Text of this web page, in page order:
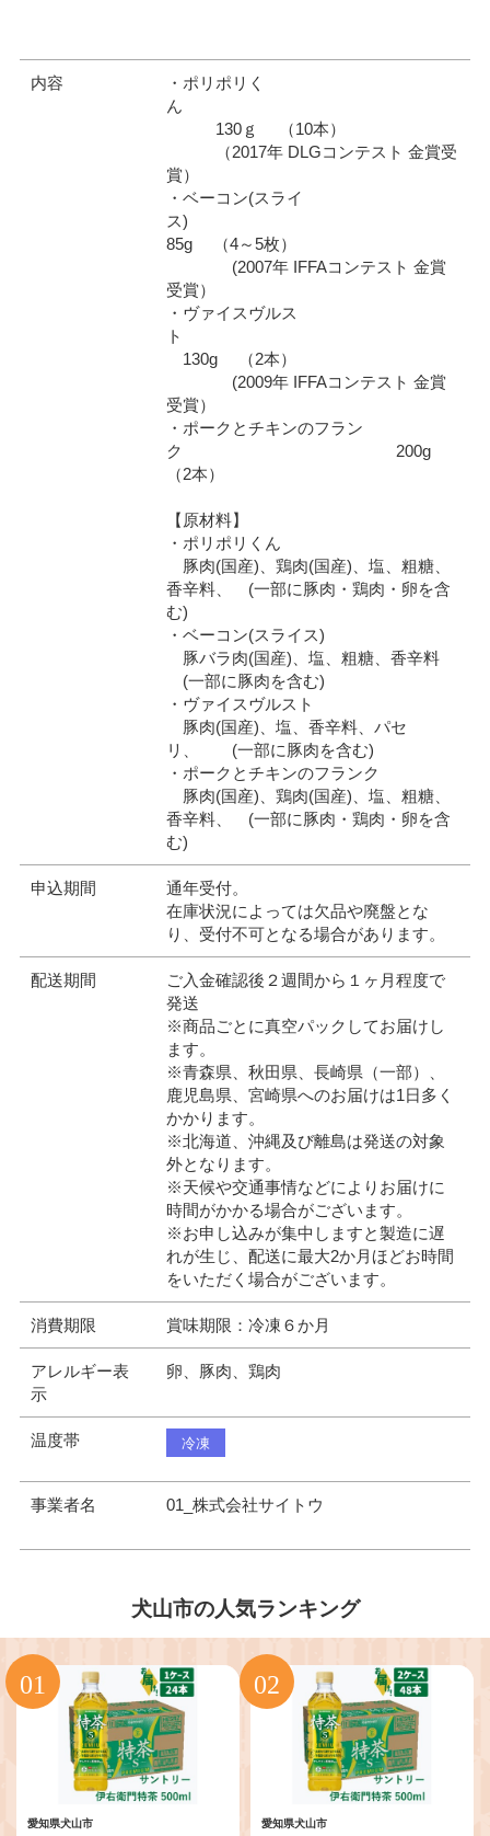
内容
・ポリポリく
ん
130ｇ （10本）
（2017年 DLGコンテスト 金賞受
賞）
・ベーコン(スライ
ス)
85g （4～5枚）
(2007年 IFFAコンテスト 金賞
受賞）
・ヴァイスヴルス
ト
130g （2本）
(2009年 IFFAコンテスト 金賞
受賞）
・ポークとチキンのフラン
ク 200g
（2本）
【原材料】
・ポリポリくん
豚肉(国産)、鶏肉(国産)、塩、粗糖、
香辛料、 (一部に豚肉・鶏肉・卵を含
む)
・ベーコン(スライス)
豚バラ肉(国産)、塩、粗糖、香辛料
(一部に豚肉を含む)
・ヴァイスヴルスト
豚肉(国産)、塩、香辛料、パセ
リ、 (一部に豚肉を含む)
・ポークとチキンのフランク
豚肉(国産)、鶏肉(国産)、塩、粗糖、
香辛料、 (一部に豚肉・鶏肉・卵を含
む)
申込期間
通年受付。
在庫状況によっては欠品や廃盤とな
り、受付不可となる場合があります。
配送期間
ご入金確認後２週間から１ヶ月程度で
発送
※商品ごとに真空パックしてお届けし
ます。
※青森県、秋田県、長崎県（一部）、
鹿児島県、宮崎県へのお届けは1日多く
かかります。
※北海道、沖縄及び離島は発送の対象
外となります。
※天候や交通事情などによりお届けに
時間がかかる場合がございます。
※お申し込みが集中しますと製造に遅
れが生じ、配送に最大2か月ほどお時間
をいただく場合がございます。
消費期限 賞味期限：冷凍６か月
アレルギー表
示
卵、豚肉、鶏肉
温度帯 冷凍
事業者名 01_株式会社サイトウ
犬山市の人気ランキング
愛知県犬山市 愛知県犬山市